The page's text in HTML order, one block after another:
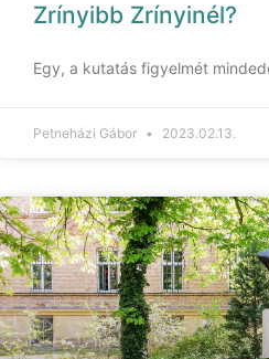
Zrínyibb Zrínyinél?
Egy, a kutatás figyelmét
Petneházi Gábor 2023.02.13.